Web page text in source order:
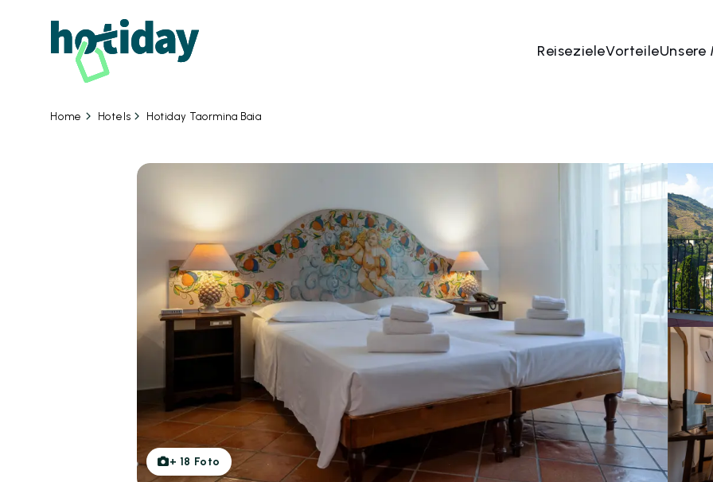
ReisezieleVorteileUnsere
Home Hotels Hotiday Taormina Baia
+ 18 Foto